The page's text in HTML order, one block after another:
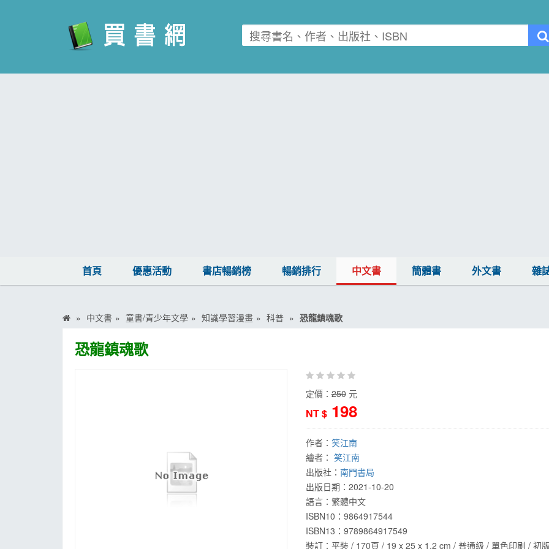
首頁 優惠活動 書店暢銷榜 暢銷排行 中文書 簡體書 外文書 雜
中文書 童書/青少年文學 知識學習漫畫 科普 恐龍鎮魂歌
恐龍鎮魂歌
定價：250元
NT $198
作者： 笑江南
繪者： 笑江南
出版社： 南門書局
出版日期： 2021-10-20
語言： 繁體中文
ISBN10：9864917544
ISBN13： 9789864917549
裝訂：平裝 / 170頁 / 19 x 25 x 1.2 cm / 普通級 / 單色印刷 / 初
MOOK